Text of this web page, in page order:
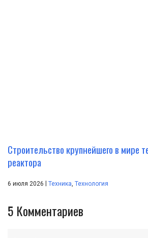
Строительство крупнейшего в мире
реактора
6 июля 2026 Техника, Технология
5 Комментариев